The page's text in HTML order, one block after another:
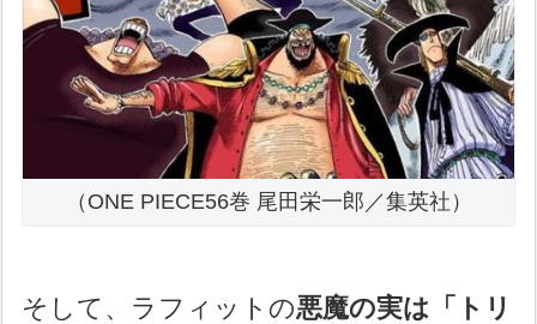
（ONE PIECE56巻 尾田栄一郎／集英社）
そして、ラフィットの悪魔の実は「トリ